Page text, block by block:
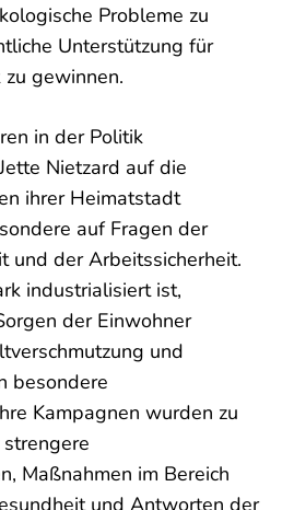
Probleme zu
Unterstützung für
gewinnen.
in der Politik
Nietzard auf die
ihrer Heimatstadt
auf Fragen der
und der Arbeitssicherheit.
industrialisiert ist,
der Einwohner
und
besondere
Kampagnen wurden zu
Maßnahmen im Bereich
und Antworten der